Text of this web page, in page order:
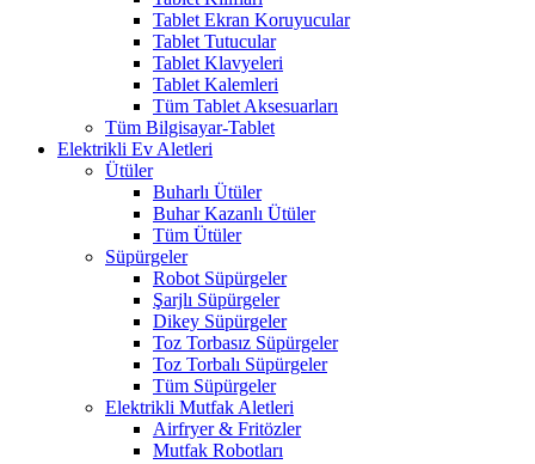
Tablet Ekran Koruyucular
Tablet Tutucular
Tablet Klavyeleri
Tablet Kalemleri
Tüm Tablet Aksesuarları
Tüm Bilgisayar-Tablet
Elektrikli Ev Aletleri
Ütüler
Buharlı Ütüler
Buhar Kazanlı Ütüler
Tüm Ütüler
Süpürgeler
Robot Süpürgeler
Şarjlı Süpürgeler
Dikey Süpürgeler
Toz Torbasız Süpürgeler
Toz Torbalı Süpürgeler
Tüm Süpürgeler
Elektrikli Mutfak Aletleri
Airfryer & Fritözler
Mutfak Robotları